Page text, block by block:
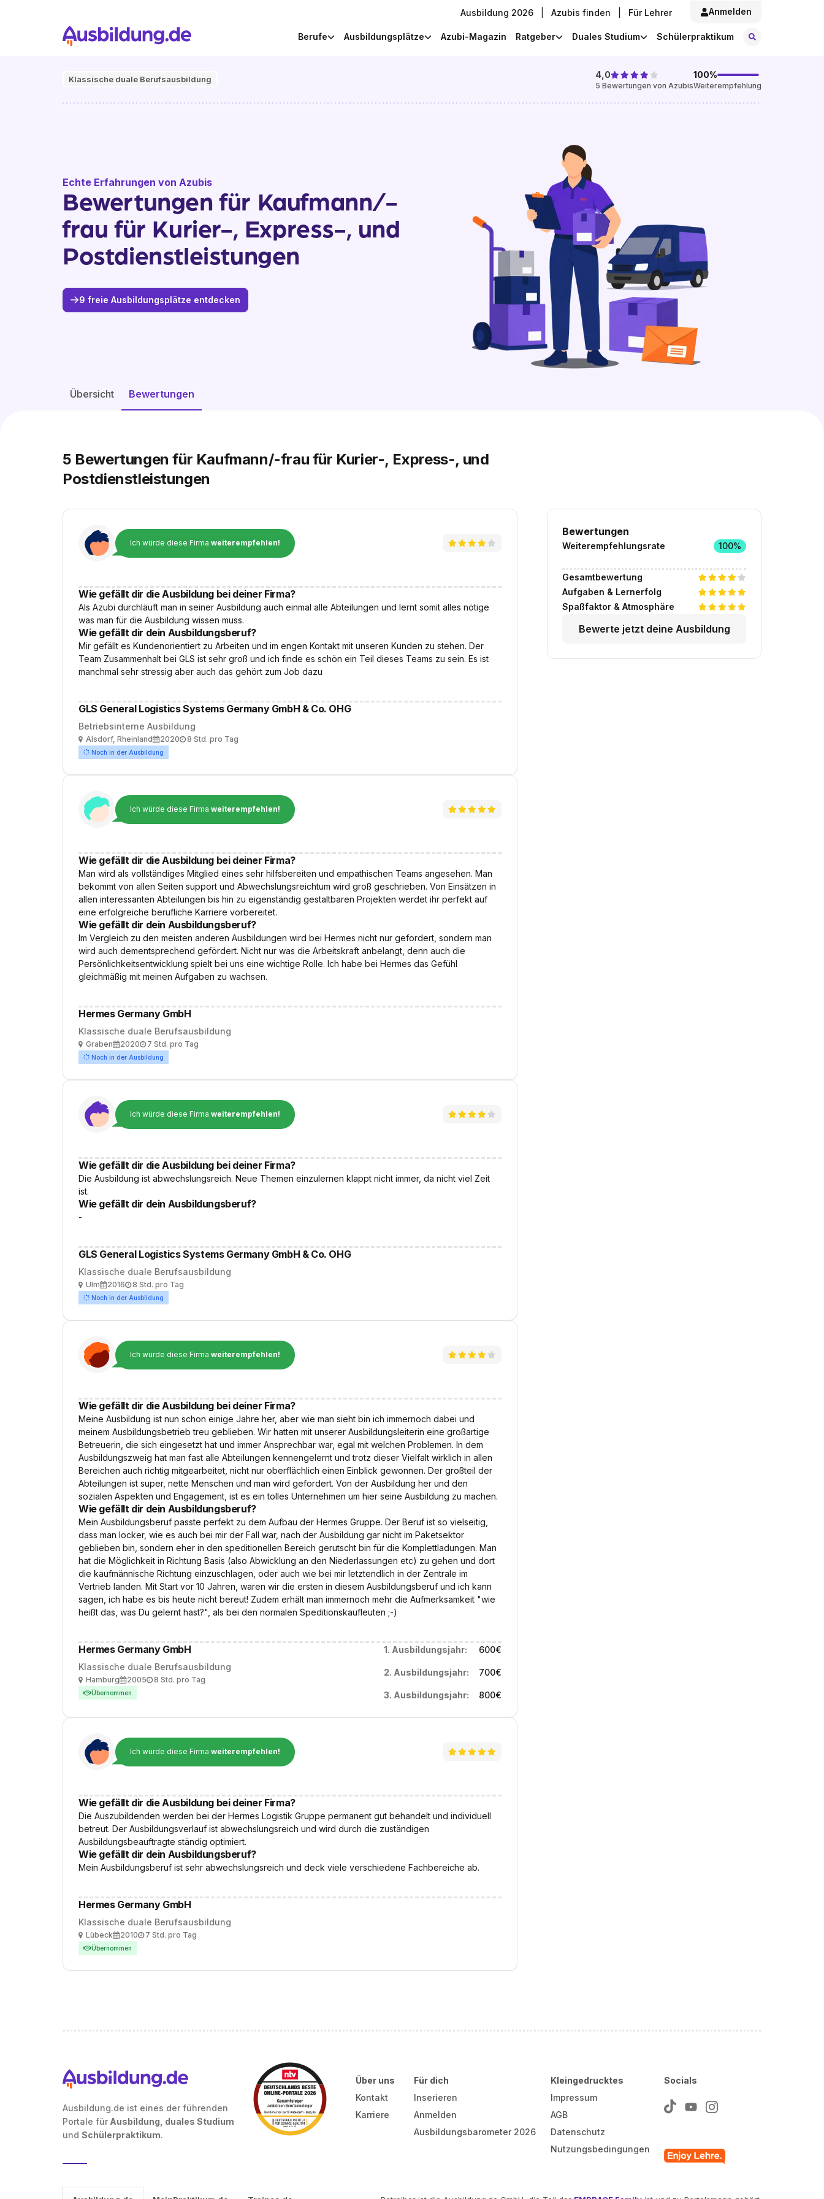
Ausbildung 2026 Azubis finden Für Lehrer Anmelden
Berufe Ausbildungsplätze Azubi-Magazin Ratgeber Duales Studium Schülerpraktikum
Klassische duale Berufsausbildung 4,0
5 Bewertungen von Azubis
100%
Weiterempfehlung
Echte Erfahrungen von Azubis
Bewertungen für Kaufmann/-
frau für Kurier-, Express-, und
Postdienstleistungen
9 freie Ausbildungsplätze entdecken
Übersicht Bewertungen
Bewertungen
Weiterempfehlungsrate 100%
Gesamtbewertung
Aufgaben & Lernerfolg
Spaßfaktor & Atmosphäre
Bewerte jetzt deine Ausbildung
5 Bewertungen für Kaufmann/-frau für Kurier-, Express-, und
Postdienstleistungen
Ich würde diese Firma weiterempfehlen!
Wie gefällt dir die Ausbildung bei deiner Firma?
Als Azubi durchläuft man in seiner Ausbildung auch einmal alle Abteilungen und lernt somit alles nötige
was man für die Ausbildung wissen muss.
Wie gefällt dir dein Ausbildungsberuf?
Mir gefällt es Kundenorientiert zu Arbeiten und im engen Kontakt mit unseren Kunden zu stehen. Der
Team Zusammenhalt bei GLS ist sehr groß und ich finde es schön ein Teil dieses Teams zu sein. Es ist
manchmal sehr stressig aber auch das gehört zum Job dazu
GLS General Logistics Systems Germany GmbH & Co. OHG
Betriebsinterne Ausbildung
OrtAlsdorf, RheinlandAusbildungsbeginn
2020Arbeitszeit
8 Std. pro Tag
Noch in der Ausbildung
Ich würde diese Firma weiterempfehlen!
Wie gefällt dir die Ausbildung bei deiner Firma?
Man wird als vollständiges Mitglied eines sehr hilfsbereiten und empathischen Teams angesehen. Man
bekommt von allen Seiten support und Abwechslungsreichtum wird groß geschrieben. Von Einsätzen in
allen interessanten Abteilungen bis hin zu eigenständig gestaltbaren Projekten werdet ihr perfekt auf
eine erfolgreiche berufliche Karriere vorbereitet.
Wie gefällt dir dein Ausbildungsberuf?
Im Vergleich zu den meisten anderen Ausbildungen wird bei Hermes nicht nur gefordert, sondern man
wird auch dementsprechend gefördert. Nicht nur was die Arbeitskraft anbelangt, denn auch die
Persönlichkeitsentwicklung spielt bei uns eine wichtige Rolle. Ich habe bei Hermes das Gefühl
gleichmäßig mit meinen Aufgaben zu wachsen.
Hermes Germany GmbH
Klassische duale Berufsausbildung
OrtGrabenAusbildungsbeginn
2020Arbeitszeit
7 Std. pro Tag
Noch in der Ausbildung
Ich würde diese Firma weiterempfehlen!
Wie gefällt dir die Ausbildung bei deiner Firma?
Die Ausbildung ist abwechslungsreich. Neue Themen einzulernen klappt nicht immer, da nicht viel Zeit
ist.
Wie gefällt dir dein Ausbildungsberuf?
-
GLS General Logistics Systems Germany GmbH & Co. OHG
Klassische duale Berufsausbildung
OrtUlmAusbildungsbeginn
2016Arbeitszeit
8 Std. pro Tag
Noch in der Ausbildung
Ich würde diese Firma weiterempfehlen!
Wie gefällt dir die Ausbildung bei deiner Firma?
Meine Ausbildung ist nun schon einige Jahre her, aber wie man sieht bin ich immernoch dabei und
meinem Ausbildungsbetrieb treu geblieben. Wir hatten mit unserer Ausbildungsleiterin eine großartige
Betreuerin, die sich eingesetzt hat und immer Ansprechbar war, egal mit welchen Problemen. In dem
Ausbildungszweig hat man fast alle Abteilungen kennengelernt und trotz dieser Vielfalt wirklich in allen
Bereichen auch richtig mitgearbeitet, nicht nur oberflächlich einen Einblick gewonnen. Der großteil der
Abteilungen ist super, nette Menschen und man wird gefordert. Von der Ausbildung her und den
sozialen Aspekten und Engagement, ist es ein tolles Unternehmen um hier seine Ausbildung zu machen.
Wie gefällt dir dein Ausbildungsberuf?
Mein Ausbildungsberuf passte perfekt zu dem Aufbau der Hermes Gruppe. Der Beruf ist so vielseitig,
dass man locker, wie es auch bei mir der Fall war, nach der Ausbildung gar nicht im Paketsektor
geblieben bin, sondern eher in den speditionellen Bereich gerutscht bin für die Komplettladungen. Man
hat die Möglichkeit in Richtung Basis (also Abwicklung an den Niederlassungen etc) zu gehen und dort
die kaufmännische Richtung einzuschlagen, oder auch wie bei mir letztendlich in der Zentrale im
Vertrieb landen. Mit Start vor 10 Jahren, waren wir die ersten in diesem Ausbildungsberuf und ich kann
sagen, ich habe es bis heute nicht bereut! Zudem erhält man immernoch mehr die Aufmerksamkeit "wie
heißt das, was Du gelernt hast?", als bei den normalen Speditionskaufleuten ;-)
Hermes Germany GmbH
Klassische duale Berufsausbildung
OrtHamburgAusbildungsbeginn
2005Arbeitszeit
8 Std. pro Tag
Übernommen
1. Ausbildungsjahr: 600€
2. Ausbildungsjahr: 700€
3. Ausbildungsjahr: 800€
Ich würde diese Firma weiterempfehlen!
Wie gefällt dir die Ausbildung bei deiner Firma?
Die Auszubildenden werden bei der Hermes Logistik Gruppe permanent gut behandelt und individuell
betreut. Der Ausbildungsverlauf ist abwechslungsreich und wird durch die zuständigen
Ausbildungsbeauftragte ständig optimiert.
Wie gefällt dir dein Ausbildungsberuf?
Mein Ausbildungsberuf ist sehr abwechslungsreich und deck viele verschiedene Fachbereiche ab.
Hermes Germany GmbH
Klassische duale Berufsausbildung
OrtLübeckAusbildungsbeginn
2010Arbeitszeit
7 Std. pro Tag
Übernommen
Ausbildung.de ist eines der führenden
Portale für Ausbildung, duales Studium
und Schülerpraktikum.
Über uns
Kontakt
Karriere
Für dich
Inserieren
Anmelden
Ausbildungsbarometer 2026
Kleingedrucktes
Impressum
AGB
Datenschutz
Nutzungsbedingungen
Socials